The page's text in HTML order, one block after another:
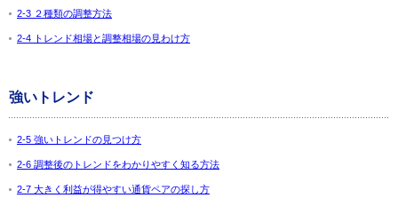
2-3 ２種類の調整方法
2-4 トレンド相場と調整相場の見わけ方
強いトレンド
2-5 強いトレンドの見つけ方
2-6 調整後のトレンドをわかりやすく知る方法
2-7 大きく利益が得やすい通貨ペアの探し方